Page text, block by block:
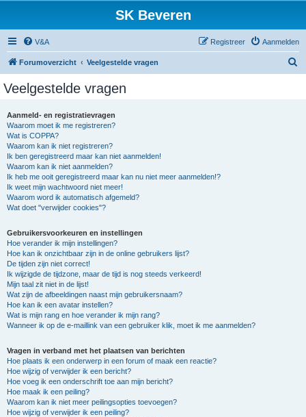
SK Beveren
V&A Aanmelden
Registreer
Forumoverzicht Veelgestelde vragen
Veelgestelde vragen
Aanmeld- en registratievragen
Waarom moet ik me registreren?
Wat is COPPA?
Waarom kan ik niet registreren?
Ik ben geregistreerd maar kan niet aanmelden!
Waarom kan ik niet aanmelden?
Ik heb me ooit geregistreerd maar kan nu niet meer aanmelden!?
Ik weet mijn wachtwoord niet meer!
Waarom word ik automatisch afgemeld?
Wat doet "verwijder cookies"?
Gebruikersvoorkeuren en instellingen
Hoe verander ik mijn instellingen?
Hoe kan ik onzichtbaar zijn in de online gebruikers lijst?
De tijden zijn niet correct!
Ik wijzigde de tijdzone, maar de tijd is nog steeds verkeerd!
Mijn taal zit niet in de lijst!
Wat zijn de afbeeldingen naast mijn gebruikersnaam?
Hoe kan ik een avatar instellen?
Wat is mijn rang en hoe verander ik mijn rang?
Wanneer ik op de e-maillink van een gebruiker klik, moet ik me aanmelden?
Vragen in verband met het plaatsen van berichten
Hoe plaats ik een onderwerp in een forum of maak een reactie?
Hoe wijzig of verwijder ik een bericht?
Hoe voeg ik een onderschrift toe aan mijn bericht?
Hoe maak ik een peiling?
Waarom kan ik niet meer peilingsopties toevoegen?
Hoe wijzig of verwijder ik een peiling?